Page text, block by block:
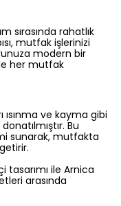
sırasında rahatlık
mutfak işlerinizi
modern bir
her mutfak
ısınma ve kayma gibi
Bu
sunarak, mutfakta
tasarımı ile Arnica
arasında